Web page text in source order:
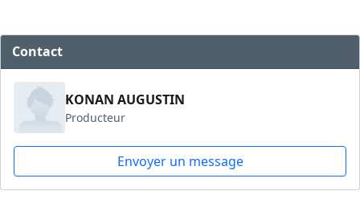
Contact
KONAN AUGUSTIN
Producteur
Envoyer un message